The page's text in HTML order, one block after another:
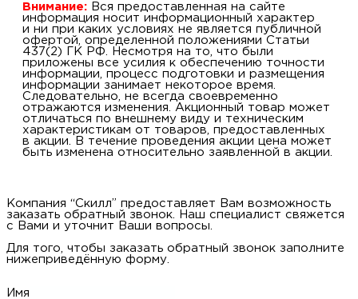
Внимание: Вся предоставленная на сайте
информация носит информационный характер
и ни при каких условиях не является публичной
офертой, определенной положениями Статьи
437(2) ГК РФ. Несмотря на то, что были
приложены все усилия к обеспечению точности
информации, процесс подготовки и размещения
информации занимает некоторое время.
Следовательно, не всегда своевременно
отражаются изменения. Акционный товар может
отличаться по внешнему виду и техническим
характеристикам от товаров, предоставленных
в акции. В течение проведения акции цена может
быть изменена относительно заявленной в акции.
Компания “Скилл” предоставляет Вам возможность
заказать обратный звонок. Наш специалист свяжется
с Вами и уточнит Ваши вопросы.
Для того, чтобы заказать обратный звонок заполните
нижеприведённую форму.
Имя